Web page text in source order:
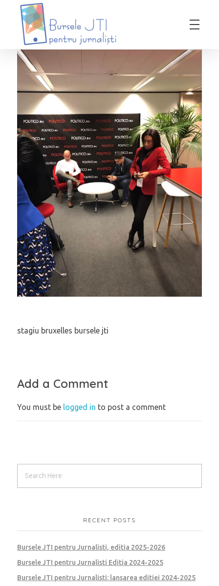
Bursele JTI pentru Jurnalisti
stagiu bruxelles bursele jti
Add a Comment
You must be logged in to post a comment
RECENT POSTS
Bursele JTI pentru Jurnalisti, editia 2025-2026
Bursele JTI pentru Jurnalisti Editia 2024-2025
Bursele JTI pentru Jurnalisti: lansarea editiei 2024-2025